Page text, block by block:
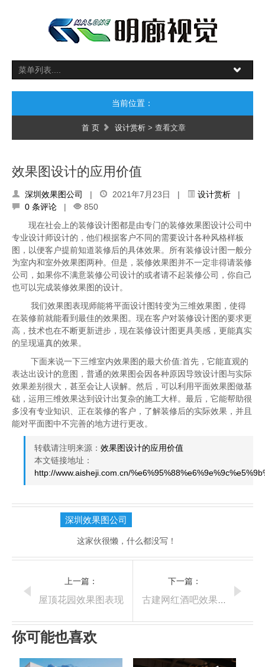
当前位置：
首 页 设计赏析> 查看文章
效果图设计的应用价值
深圳效果图公司 | 2021年7月23日 | 设计赏析 |
0 条评论 |
850
现在社会上的装修设计图都是由专门的装修效果图设计公司中
专业设计师设计的，他们根据客户不同的需要设计各种风格样板
图，以便客户提前知道装修后的具体效果。所有装修设计图一般分
为室内和室外效果图两种。但是，装修效果图并不一定非得请装修
公司，如果你不满意装修公司设计的或者请不起装修公司，你自己
也可以完成装修效果图的设计。
我们效果图表现师能将平面设计图转变为三维效果图，使得
在装修前就能看到最佳的效果图。现在客户对装修设计图的要求更
高，技术也在不断更新进步，现在装修设计图更具美感，更能真实
的呈现逼真的效果。
下面来说一下三维室内效果图的最大价值:首先，它能直观的
表达出设计的意图，普通的效果图会因各种原因导致设计图与实际
效果差别很大，甚至会让人误解。然后，可以利用平面效果图做基
础，运用三维效果达到设计出复杂的施工大样。最后，它能帮助很
多没有专业知识、正在装修的客户，了解装修后的实际效果，并且
能对平面图中不完善的地方进行更改。
转载请注明来源： 效果图设计的应用价值
本文链接地址：
http://www.aisheji.com.cn/
深圳效果图公司
这家伙很懒，什么都没写！
上一篇：
屋顶花园效果图表现
下一篇：
你可能也喜欢